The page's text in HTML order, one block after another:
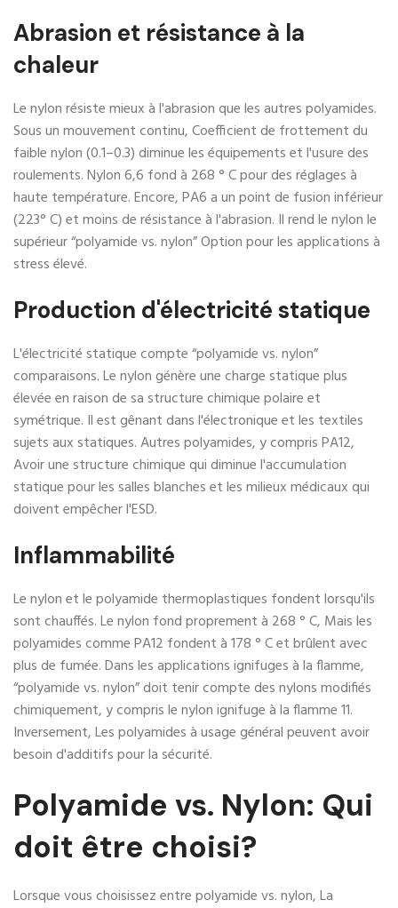
Abrasion et résistance à la
chaleur
Le nylon résiste mieux à l'abrasion que les autres polyamides.
Sous un mouvement continu, Coefficient de frottement du
faible nylon (0.1–0.3) diminue les équipements et l'usure des
roulements. Nylon 6,6 fond à 268 ° C pour des réglages à
haute température. Encore, PA6 a un point de fusion inférieur
(223° C) et moins de résistance à l'abrasion. Il rend le nylon le
supérieur “polyamide vs. nylon” Option pour les applications à
stress élevé.
Production d'électricité statique
L'électricité statique compte “polyamide vs. nylon”
comparaisons. Le nylon génère une charge statique plus
élevée en raison de sa structure chimique polaire et
symétrique. Il est gênant dans l'électronique et les textiles
sujets aux statiques. Autres polyamides, y compris PA12,
Avoir une structure chimique qui diminue l'accumulation
statique pour les salles blanches et les milieux médicaux qui
doivent empêcher l'ESD.
Inflammabilité
Le nylon et le polyamide thermoplastiques fondent lorsqu'ils
sont chauffés. Le nylon fond proprement à 268 ° C, Mais les
polyamides comme PA12 fondent à 178 ° C et brûlent avec
plus de fumée. Dans les applications ignifuges à la flamme,
“polyamide vs. nylon” doit tenir compte des nylons modifiés
chimiquement, y compris le nylon ignifuge à la flamme 11.
Inversement, Les polyamides à usage général peuvent avoir
besoin d'additifs pour la sécurité.
Polyamide vs. Nylon: Qui
doit être choisi?
Lorsque vous choisissez entre polyamide vs. nylon, La